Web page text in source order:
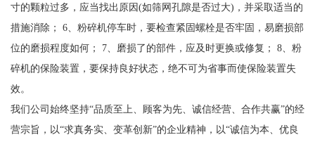
寸的颗粒过多，应当找出原因(如筛网孔隙是否过大)，并采取适当的
措施消除； 6、粉碎机停车时，要检查紧固螺栓是否牢固，易磨损部
位的磨损程度如何； 7、磨损了的部件，应及时更换或修复； 8、粉
碎机的保险装置，要保持良好状态，绝不可为省事而使保险装置失
效。
我们公司始终坚持“品质至上、顾客为先、诚信经营、合作共赢”的经
营宗旨，以“求真务实、变革创新”的企业精神，以“诚信为本、优良